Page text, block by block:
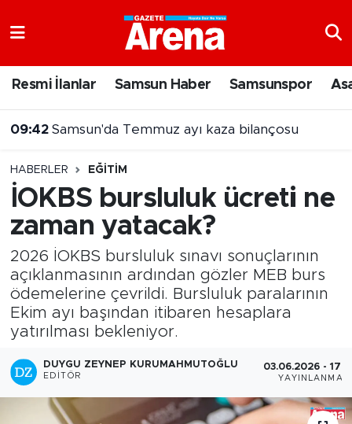
Resmi İlanlar Samsun Haber Samsunspor
09:42 Samsun'da Temmuz ayı kaza bilançosu
HABERLER EĞITIM
İOKBS bursluluk ücreti ne
zaman yatacak?
2026 İOKBS bursluluk sınavı sonuçlarının
açıklanmasının ardından gözler MEB burs
ödemelerine çevrildi. Bursluluk paralarının
Ekim ayı başından itibaren hesaplara
yatırılması bekleniyor.
DUYGU ZEYNEP KURUMAHMUTOĞLU
EDITÖR
03.06.2026 -
YAYINLANMA
Samsun Namaz Vakitleri
Süper Lig Puan Durumu ve Fikstür
Tüm Manşetler
Son Dakika Haberleri
Haber Arşivi